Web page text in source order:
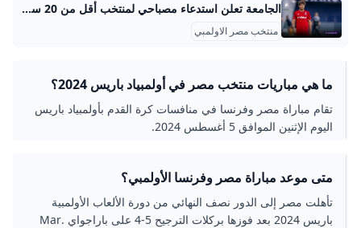
الجامعة تعلن استدعاء مصباحي لمنتخب أقل من 20 سنة جورنال سبور أعلن الموقع الرسمي للجامعة الملكية المغربية لكرة القدم عن توجيه الدعوة لجوليان مصباحي، لاعب فريق تفينتي الهولندي، لتمثيل المنتخب الوطني لأقل من 20 سنة. جورنال سبور20 مارس 2025 - 08:00 أعلن الموقع الرسمي للجامعة الملكية المغربية لكرة القدم عن توجيه الدعوة لجوليان مصباحي، لاعب فريق تفينتي الهولندي، لتمثيل المنتخب الوطني لأقل من 20 سنة. وبات مصباحي مؤهلا لحمل قميص الأسود بعد تغيير جنسيته الرياضية من الهولندية إلى المغربية، بعدما سبق له اللعب للفئات السنية للمنتخبات الهولندية.
منتخب مصر الاولمبي
ما هي مباريات منتخب مصر في أولمبياد باريس 2024؟
تقام مباراة مصر وفرنسا في منافسات كرة القدم بأولمبياد باريس
اليوم الإثنين الموافق 5 أغسطس 2024.
متى موعد مباراة مصر وفرنسا الأولمبي؟
تأهلت مصر إلى الدور نصف النهائي من دورة الألعاب الأولمبية
باريس 2024 بعد فوزها بركلات الترجيح 5-4 على باراجواي .Mar